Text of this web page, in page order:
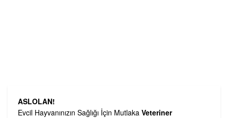
ASLOLAN!
Evcil Hayvanınızın Sağlığı İçin Mutlaka Veteriner